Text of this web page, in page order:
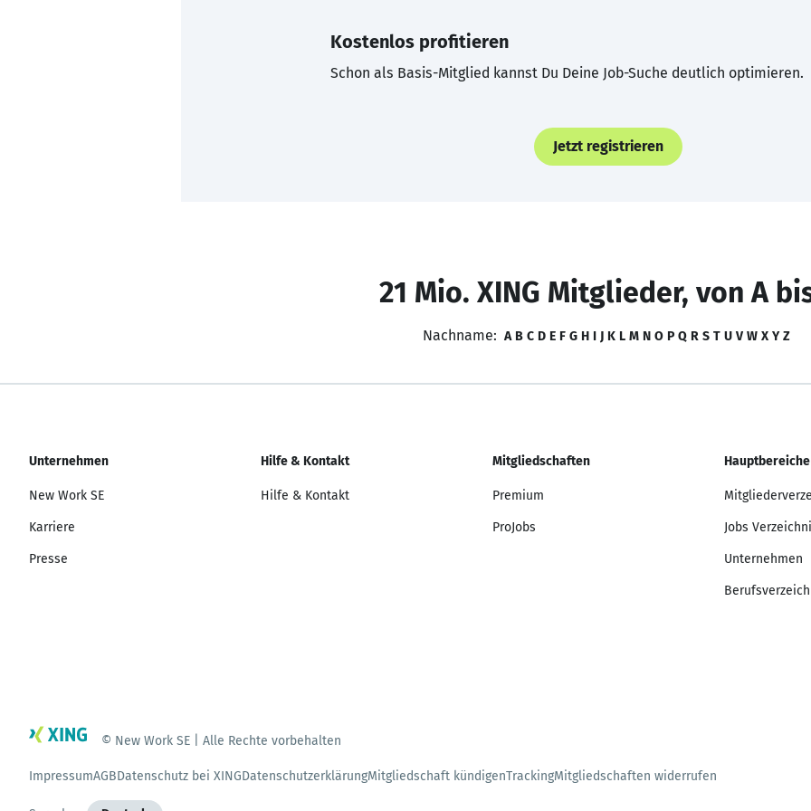
Kostenlos profitieren
Schon als Basis-Mitglied kannst Du Deine Job-Suche deutlich optimieren.
Jetzt registrieren
21 Mio. XING Mitglieder, von A
Nachname: A B C D E F G H I J K L M N O P Q R S T U V W X Y Z
Unternehmen
New Work SE
Karriere
Presse
Hilfe & Kontakt
Hilfe & Kontakt
Mitgliedschaften
Premium
ProJobs
Hauptbereiche
Jobs
Unternehmen
© New Work SE | Alle Rechte vorbehalten
ImpressumAGBDatenschutz bei XINGDatenschutzerklärungMitgliedschaft kündigenTrackingMitgliedschaften widerrufen